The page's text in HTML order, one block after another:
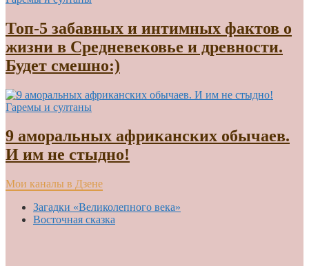
Топ-5 забавных и интимных фактов о
жизни в Средневековье и древности.
Будет смешно:)
Гаремы и султаны
9 аморальных африканских обычаев.
И им не стыдно!
Мои каналы в Дзене
Загадки «Великолепного века»
Восточная сказка